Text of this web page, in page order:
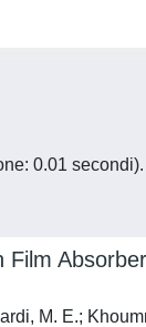
0.01 secondi).
Film
M. E.;